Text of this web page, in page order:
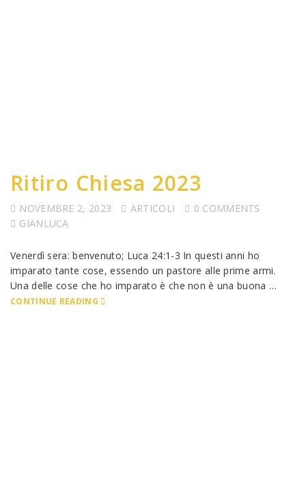
Ritiro Chiesa 2023
NOVEMBRE 2, 2023 ARTICOLI
0 COMMENTS
GIANLUCA
Venerdì sera: benvenuto; Luca 24:1-3 In questi anni ho
imparato tante cose, essendo un pastore alle prime armi.
Una delle cose che ho imparato è che non è una buona …
CONTINUE READING